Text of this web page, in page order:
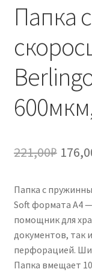
Папка
221,00₽
Папка с
Soft формата А4
помощник для
документов, так
перфорацией.
Папка вмещает